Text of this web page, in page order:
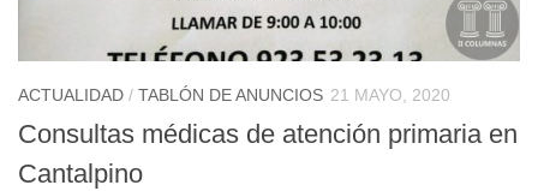
ACTUALIDAD / TABLÓN DE ANUNCIOS 21 MAYO, 2020
Consultas médicas de atención primaria en
Cantalpino